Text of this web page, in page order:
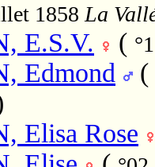
1858 La
E.S.V. (
Edmond (
Elisa Rose